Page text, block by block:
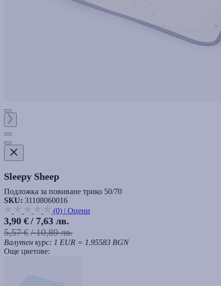
Sleepy Sheep
Подложка за повиване трико 50/70
SKU: 31108060016
(0) | Оцени
3,90 €/ 7,63 лв.
5,57 €/ 10,89 лв.
Валутен курс: 1 EUR = 1.95583 BGN
Още цветове: